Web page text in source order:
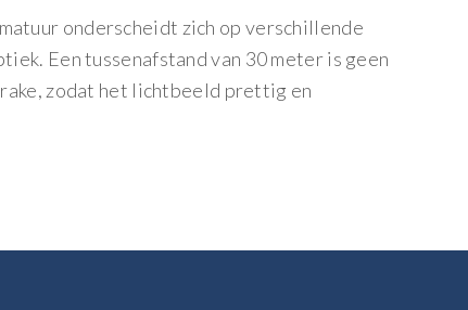
onderscheidt zich op verschillende
Een tussenafstand van 30 meter is geen
zodat het lichtbeeld prettig en